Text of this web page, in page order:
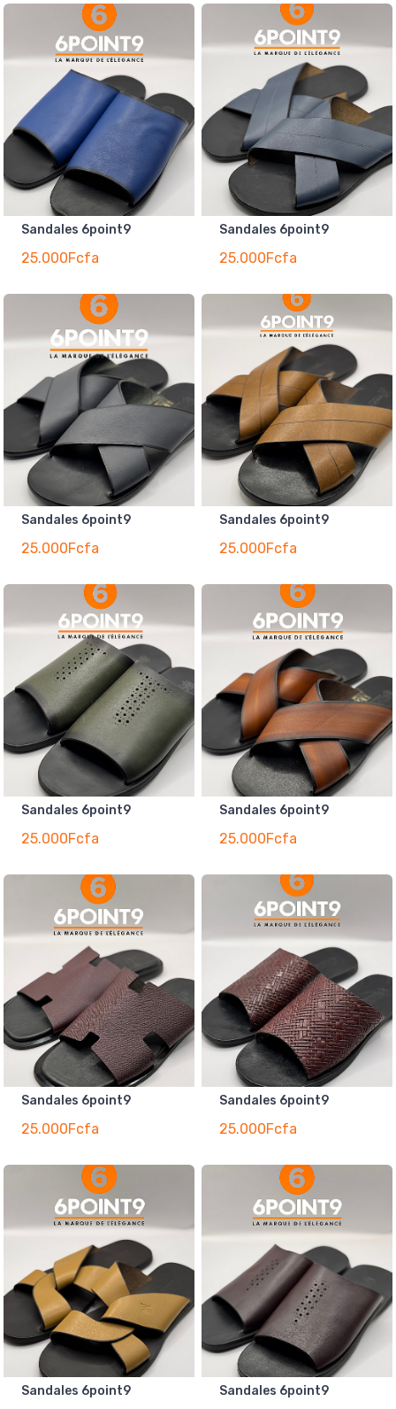
Sandales 6point9
25.000Fcfa
Sandales 6point9
25.000Fcfa
Sandales 6point9
25.000Fcfa
Sandales 6point9
25.000Fcfa
Sandales 6point9
25.000Fcfa
Sandales 6point9
25.000Fcfa
Sandales 6point9
25.000Fcfa
Sandales 6point9
25.000Fcfa
Sandales 6point9 Sandales 6point9